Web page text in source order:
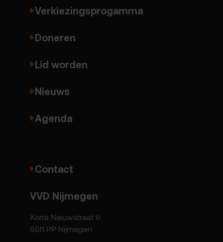
Verkiezingsprogamma
Doneren
Lid worden
Nieuws
Agenda
Contact
VVD Nijmegen
Korte Nieuwstraat 6
6511 PP Nijmegen